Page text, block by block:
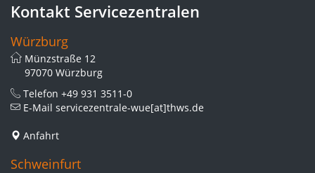
Kontakt Servicezentralen
Würzburg
Münzstraße 12
97070 Würzburg
Telefon +49 931 3511-0
E-Mail servicezentrale-wue[at]thws.de
Anfahrt
Schweinfurt